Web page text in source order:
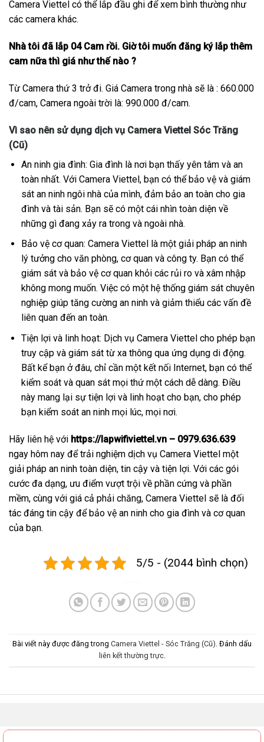
Camera Viettel có thể lắp đầu ghi để xem bình thường như
các camera khác.
Nhà tôi đã lắp 04 Cam rồi. Giờ tôi muốn đăng ký lắp thêm
cam nữa thì giá như thế nào ?
Từ Camera thứ 3 trở đi. Giá Camera trong nhà sẽ là : 660.000
đ/cam, Camera ngoài trời là: 990.000 đ/cam.
Vì sao nên sử dụng dịch vụ Camera Viettel Sóc Trăng
(Cũ)
An ninh gia đình: Gia đình là nơi bạn thấy yên tâm và an
toàn nhất. Với Camera Viettel, bạn có thể bảo vệ và giám
sát an ninh ngôi nhà của mình, đảm bảo an toàn cho gia
đình và tài sản. Bạn sẽ có một cái nhìn toàn diện về
những gì đang xảy ra trong và ngoài nhà.
Bảo vệ cơ quan: Camera Viettel là một giải pháp an ninh
lý tưởng cho văn phòng, cơ quan và công ty. Bạn có thể
giám sát và bảo vệ cơ quan khỏi các rủi ro và xâm nhập
không mong muốn. Việc có một hệ thống giám sát chuyên
nghiệp giúp tăng cường an ninh và giảm thiểu các vấn đề
liên quan đến an toàn.
Tiện lợi và linh hoạt: Dịch vụ Camera Viettel cho phép bạn
truy cập và giám sát từ xa thông qua ứng dụng di động.
Bất kể bạn ở đâu, chỉ cần một kết nối Internet, bạn có thể
kiểm soát và quan sát mọi thứ một cách dễ dàng. Điều
này mang lại sự tiện lợi và linh hoạt cho bạn, cho phép
bạn kiểm soát an ninh mọi lúc, mọi nơi.
Hãy liên hệ với https://lapwifiviettel.vn – 0979.636.639
ngay hôm nay để trải nghiệm dịch vụ Camera Viettel một
giải pháp an ninh toàn diện, tin cậy và tiện lợi. Với các gói
cước đa dạng, ưu điểm vượt trội về phần cứng và phần
mềm, cùng với giá cả phải chăng, Camera Viettel sẽ là đối
tác đáng tin cậy để bảo vệ an ninh cho gia đình và cơ quan
của bạn.
5/5 - (2044 bình chọn)
Bài viết này được đăng trong Camera Viettel - Sóc Trăng (Cũ). Đánh dấu
liên kết thường trực.